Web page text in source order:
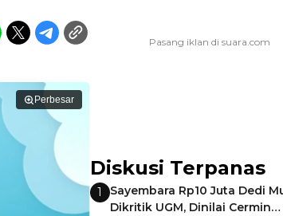
Perbesar
Diskusi Terpanas
1
Sayembara Rp10 Juta Dedi
Dikritik UGM, Dinilai Cermin